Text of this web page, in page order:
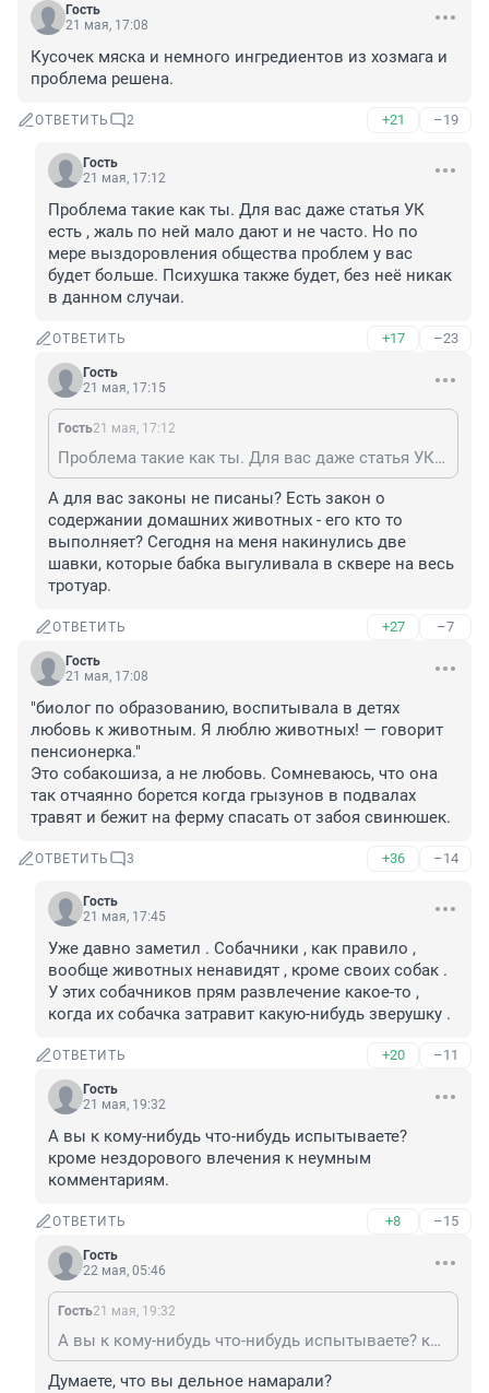
Гость
21 мая, 17:08
Кусочек мяска и немного ингредиентов из хозмага и
проблема решена.
ОТВЕТИТЬ 2 +21 –19
Гость
21 мая, 17:12
Проблема такие как ты. Для вас даже статья УК
есть , жаль по ней мало дают и не часто. Но по
мере выздоровления общества проблем у вас
будет больше. Психушка также будет, без неё никак
в данном случаи.
ОТВЕТИТЬ +17 –23
Гость
21 мая, 17:15
Гость21 мая, 17:12
Проблема такие как ты. Для вас даже статья УК есть , жаль по ней мало дают и не часто. Но по мере выздоровления общества проблем у вас будет больше. Психушка также будет, без неё никак в данном случаи.
А для вас законы не писаны? Есть закон о
содержании домашних животных - его кто то
выполняет? Сегодня на меня накинулись две
шавки, которые бабка выгуливала в сквере на весь
тротуар.
ОТВЕТИТЬ +27 –7
Гость
21 мая, 17:08
"биолог по образованию, воспитывала в детях
любовь к животным. Я люблю животных! — говорит
пенсионерка."
Это собакошиза, а не любовь. Сомневаюсь, что она
так отчаянно борется когда грызунов в подвалах
травят и бежит на ферму спасать от забоя свинюшек.
ОТВЕТИТЬ 3 +36 –14
Гость
21 мая, 17:45
Уже давно заметил . Собачники , как правило ,
вообще животных ненавидят , кроме своих собак .
У этих собачников прям развлечение какое-то ,
когда их собачка затравит какую-нибудь зверушку .
ОТВЕТИТЬ +20 –11
Гость
21 мая, 19:32
А вы к кому-нибудь что-нибудь испытываете?
кроме нездорового влечения к неумным
комментариям.
ОТВЕТИТЬ +8 –15
Гость
22 мая, 05:46
Гость21 мая, 19:32
А вы к кому-нибудь что-нибудь испытываете? кроме нездорового влечения к неумным комментариям.
Думаете, что вы дельное намарали?